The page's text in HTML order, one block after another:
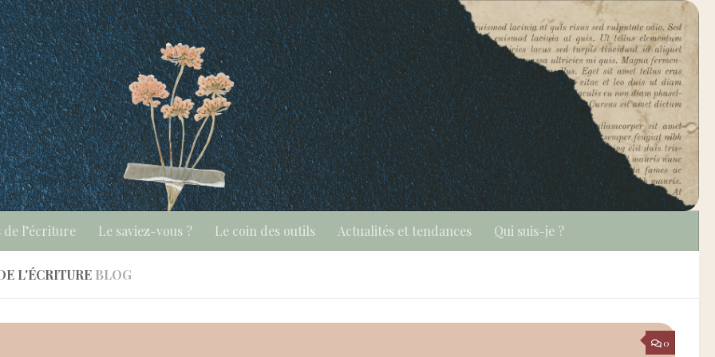
de l’écriture Le saviez-vous ? Le coin des outils Actualités et tendances Qui suis-je ?
L'ÉCRITURE BLOG
0